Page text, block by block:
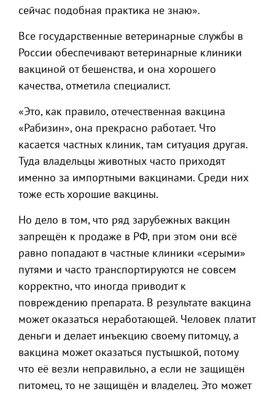
сейчас подобная практика не знаю».
Все государственные ветеринарные службы в
России обеспечивают ветеринарные клиники
вакциной от бешенства, и она хорошего
качества, отметила специалист.
«Это, как правило, отечественная вакцина
«Рабизин», она прекрасно работает. Что
касается частных клиник, там ситуация другая.
Туда владельцы животных часто приходят
именно за импортными вакцинами. Среди них
тоже есть хорошие вакцины.
Но дело в том, что ряд зарубежных вакцин
запрещён к продаже в РФ, при этом они всё
равно попадают в частные клиники «серыми»
путями и часто транспортируются не совсем
корректно, что иногда приводит к
повреждению препарата. В результате вакцина
может оказаться неработающей. Человек платит
деньги и делает инъекцию своему питомцу, а
вакцина может оказаться пустышкой, потому
что её везли неправильно, а если не защищён
питомец, то не защищён и владелец. Это может